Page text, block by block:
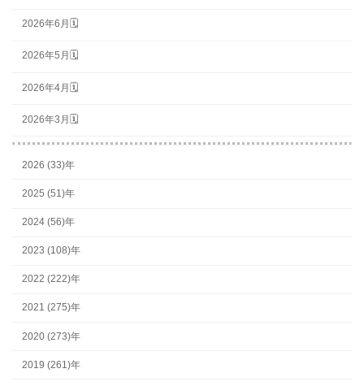
2026年6月🗓
2026年5月🗓
2026年4月🗓
2026年3月🗓
2026 (33)年
2025 (51)年
2024 (56)年
2023 (108)年
2022 (222)年
2021 (275)年
2020 (273)年
2019 (261)年